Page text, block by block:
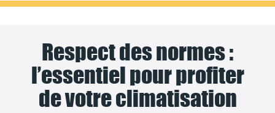
Respect des normes :
l’essentiel pour profiter
de votre climatisation